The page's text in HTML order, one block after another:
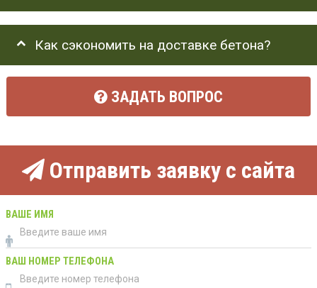
Как сэкономить на доставке бетона?
ЗАДАТЬ ВОПРОС
Отправить заявку с сайта
ВАШЕ ИМЯ
ВАШ НОМЕР ТЕЛЕФОНА